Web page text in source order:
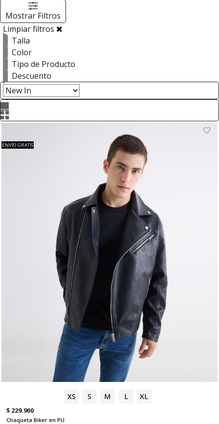
Mostrar Filtros
Limpiar filtros
Talla
Color
Tipo de Producto
Descuento
XS S M L XL
ENVÍO GRATIS
$ 229.900
Chaqueta Biker en PU